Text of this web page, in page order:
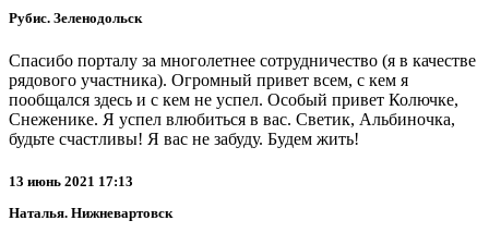
Рубис. Зеленодольск
Спасибо порталу за многолетнее сотрудничество (я в качестве
рядового участника). Огромный привет всем, с кем я
пообщался здесь и с кем не успел. Особый привет Колючке,
Снеженике. Я успел влюбиться в вас. Светик, Альбиночка,
будьте счастливы! Я вас не забуду. Будем жить!
13 июнь 2021 17:13
Наталья. Нижневартовск